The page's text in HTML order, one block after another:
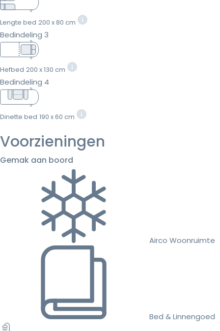
Lengte bed 200 x 80 cm
Bedindeling 3
Hefbed 200 x 130 cm
Bedindeling 4
Dinette bed 190 x 60 cm
Voorzieningen
Gemak aan boord
Airco Woonruimte
Bed & Linnengoed